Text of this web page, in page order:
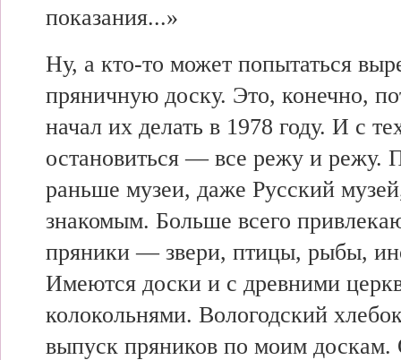
показания...»
Ну, а кто-то может попытаться
пряничную доску. Это, конечно,
начал их делать в 1978 году. И с
остановиться — все режу и режу.
раньше музеи, даже Русский
знакомым. Больше всего
пряники — звери, птицы, рыбы,
Имеются доски и с древними
колокольнями. Вологодский
выпуск пряников по моим доскам.